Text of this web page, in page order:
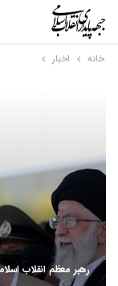
خانه اخبار
رهبر معظم انقلاب